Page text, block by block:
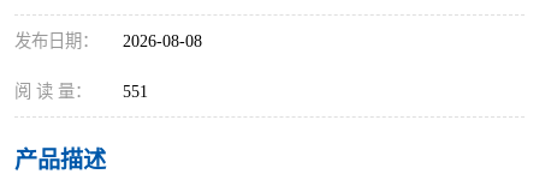
发布日期： 2026-08-08
阅 读 量： 551
产品描述